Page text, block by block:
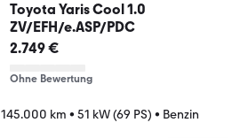
Toyota Yaris Cool 1.0
ZV/EFH/e.ASP/PDC
2.749 €
Ohne Bewertung
145.000 km • 51 kW (69 PS) • Benzin